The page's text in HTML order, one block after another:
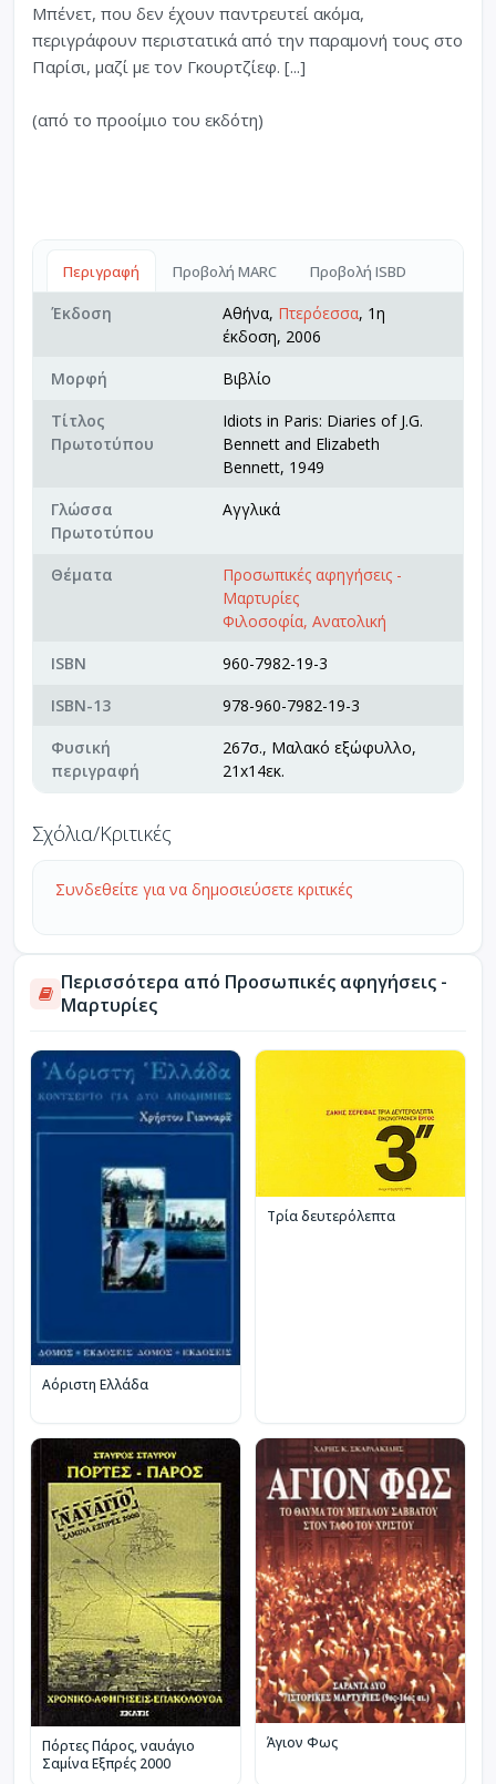
Μπένετ, που δεν έχουν παντρευτεί ακόμα,
περιγράφουν περιστατικά από την παραμονή τους στο
Παρίσι, μαζί με τον Γκουρτζίεφ. [...]
(από το προοίμιο του εκδότη)
Περιγραφή Προβολή MARC Προβολή ISBD
Έκδοση Αθήνα, Πτερόεσσα, 1η
έκδοση, 2006
Μορφή
Βιβλίο
Τίτλος
Πρωτοτύπου
Idiots in Paris: Diaries of J.G.
Bennett and Elizabeth
Bennett, 1949
Γλώσσα
Πρωτοτύπου
Αγγλικά
Θέματα
Προσωπικές αφηγήσεις -
Μαρτυρίες
Φιλοσοφία, Ανατολική
ISBN
960-7982-19-3
ISBN-13
978-960-7982-19-3
Φυσική
περιγραφή
267σ., Μαλακό εξώφυλλο,
21x14εκ.
Σχόλια/Κριτικές
Συνδεθείτε για να δημοσιεύσετε κριτικές
Περισσότερα από Προσωπικές αφηγήσεις -
Μαρτυρίες
Αόριστη Ελλάδα
Τρία δευτερόλεπτα
Πόρτες Πάρος, ναυάγιο
Σαμίνα Εξπρές 2000
Άγιον Φως